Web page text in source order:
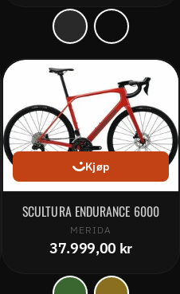
Kjøp
SCULTURA ENDURANCE 6000
MERIDA
37.999,00 kr